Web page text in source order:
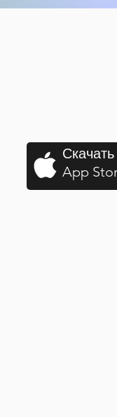
Скачать
App